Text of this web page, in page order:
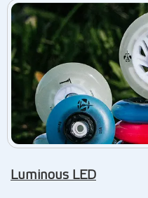
Luminous LED